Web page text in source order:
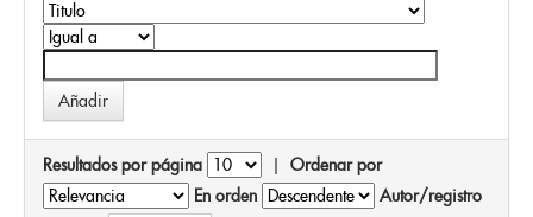
Resultados por página | Ordenar por
En orden
Autor/registro